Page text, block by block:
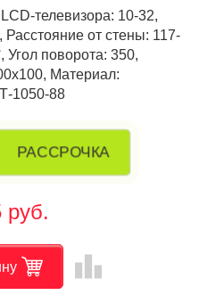
телевизора: 10-32,
Расстояние от стены: 117-
Угол поворота: 350,
Материал:
1050-88
РАССРОЧКА
руб.
leaderboard